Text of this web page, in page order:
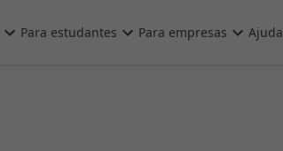
Para estudantes Para empresas Ajuda